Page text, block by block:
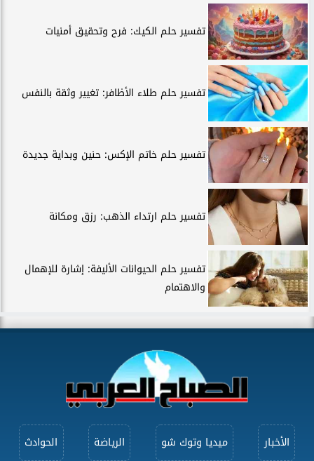
تفسير حلم الكيك: فرح وتحقيق أمنيات
تفسير حلم طلاء الأظافر: تغيير وثقة بالنفس
تفسير حلم خاتم الإكس: حنين وبداية جديدة
تفسير حلم ارتداء الذهب: رزق ومكانة
تفسير حلم الحيوانات الأليفة: إشارة للإهمال
والاهتمام
الأخبار ميديا وتوك شو الرياضة الحوادث